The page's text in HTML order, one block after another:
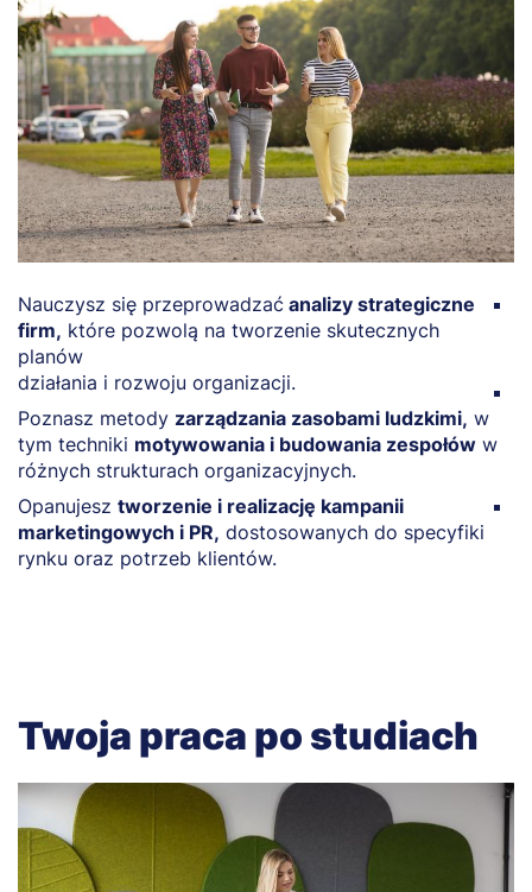
Nauczysz się przeprowadzać analizy strategiczne
firm, które pozwolą na tworzenie skutecznych
planów
działania i rozwoju organizacji.
Poznasz metody zarządzania zasobami ludzkimi, w
tym techniki motywowania i budowania zespołów w
różnych strukturach organizacyjnych.
Opanujesz tworzenie i realizację kampanii
marketingowych i PR, dostosowanych do specyfiki
rynku oraz potrzeb klientów.
Twoja praca po studiach